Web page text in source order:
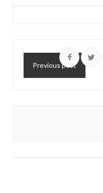
Previous post